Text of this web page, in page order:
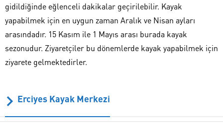
gidildiğinde eğlenceli dakikalar geçirilebilir. Kayak
yapabilmek için en uygun zaman Aralık ve Nisan ayları
arasındadır. 15 Kasım ile 1 Mayıs arası burada kayak
sezonudur. Ziyaretçiler bu dönemlerde kayak yapabilmek için
ziyarete gelmektedirler.
Erciyes Kayak Merkezi